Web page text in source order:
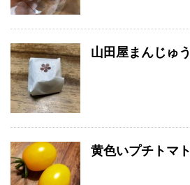
山田屋まんじゅう
黄色いプチトマト